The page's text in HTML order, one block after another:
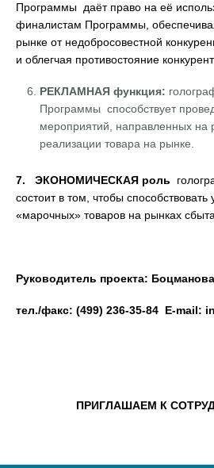
Программы даёт право на её
финалистам Программы,
рынке от недобросовестной
и облегчая противостояние
РЕКЛАМНАЯ функция:
Программы способствует
мероприятий, направленных на
реализации товара на рынке.
7. ЭКОНОМИЧЕСКАЯ роль
состоит в том, чтобы
«марочных» товаров на рынках
Руководитель проекта:
тел./факс: (499) 236-35-84 E-mail:
ПРИГЛАШАЕМ К